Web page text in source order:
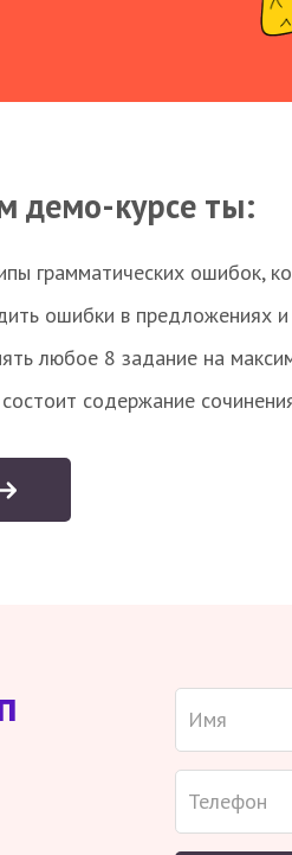
демо-курсе ты:
грамматических ошибок,
ошибки в предложениях
любое 8 задание на
содержание